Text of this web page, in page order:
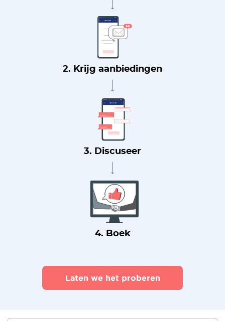
2. Krijg aanbiedingen
3. Discuseer
4. Boek
Laten we het proberen